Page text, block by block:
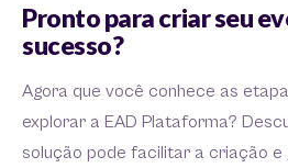
Pronto para criar seu
sucesso?
Agora que você conhece as
explorar a EAD Plataforma?
solução pode facilitar a criação e